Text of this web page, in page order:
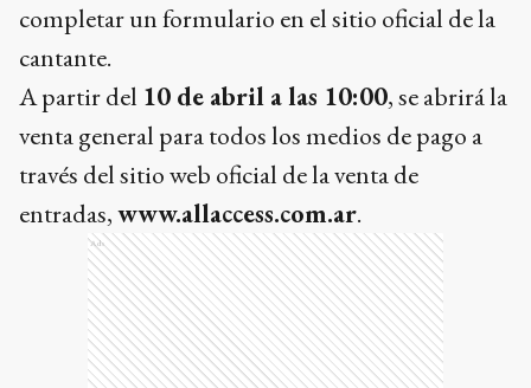
completar un formulario en el sitio oficial de la
cantante.
A partir del 10 de abril a las 10:00, se abrirá la
venta general para todos los medios de pago a
través del sitio web oficial de la venta de
entradas,www.allaccess.com.ar.
Ads